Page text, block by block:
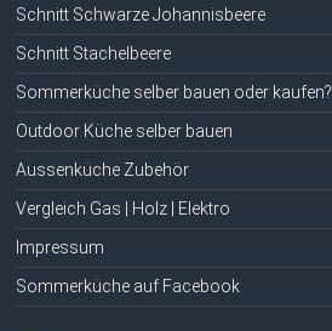
Schnitt Schwarze Johannisbeere
Schnitt Stachelbeere
Sommerküche selber bauen oder kaufen?
Outdoor Küche selber bauen
Aussenküche Zubehör
Vergleich Gas | Holz | Elektro
Impressum
Sommerküche auf Facebook